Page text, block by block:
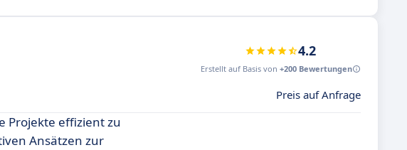
4.2
Erstellt auf Basis von +200 Bewertungen
Preis auf Anfrage
Projekte effizient zu
Ansätzen zur